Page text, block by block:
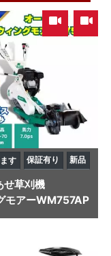
す 保証有り 新品
せ草刈機
モアーWM757AP